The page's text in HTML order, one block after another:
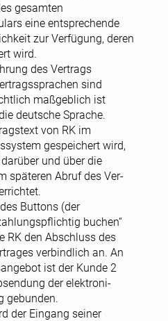
gesamten
eine entsprechende
zur Verfügung, deren
wird.
des Vertrags
sind
maßgeblich ist
deutsche Sprache.
von RK im
gespeichert wird,
und über die
späteren Abruf des Ver-
Buttons (der
buchen“
RK den Abschluss des
verbindlich an. An
ist der Kunde 2
der elektroni-
gebunden.
der Eingang seiner